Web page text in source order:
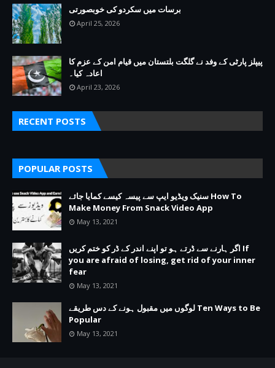
برسات میں سکردو کی خوبصورتی
April 25, 2026
پیپلز پارٹی کے وفد نے گلگت بلتستان میں قیام امن کے عزم کا
اعادہ کیا۔
April 23, 2026
RECENT POSTS
POPULAR POSTS
سنیک ویڈیو ایپ سے پیسہ کیسے کمایا جائے How To
Make Money From Snack Video App
May 13, 2021
اگر ہارنے سے ڈرتے ہو تو اپنے اندر کے ڈر کو ختم کریں If
you are afraid of losing, get rid of your inner
fear
May 13, 2021
لوگوں میں مقبول ہونے کے دس طریقے Ten Ways to Be
Popular
May 13, 2021